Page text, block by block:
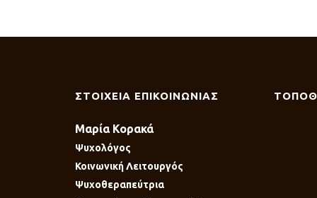
ΣΤΟΙΧΕΙΑ ΕΠΙΚΟΙΝΩΝΙΑΣ
Μαρία Κορακά
Ψυχολόγος
Κοινωνική Λειτουργός
Ψυχοθεραπεύτρια